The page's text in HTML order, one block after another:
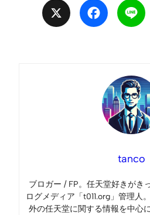
Facebook
tanco
ブロガー / FP。任天堂好きがき
ログメディア「t011.org」管理人
外の任天堂に関する情報を中心